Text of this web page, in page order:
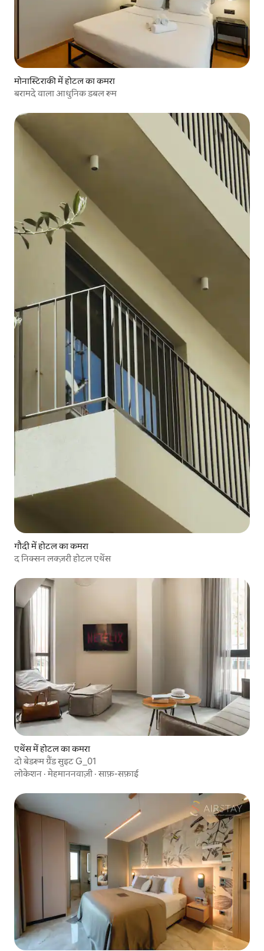
मोनास्टिराकी में होटल का कमरा
बरामदे वाला आधुनिक डबल रूम
गौदी में होटल का कमरा
द निक्सन लक्ज़री होटल एथेंस
एथेंस में होटल का कमरा
दो बेडरूम ग्रैंड सुइट G_01
लोकेशन ·मेहमाननवाज़ी ·साफ़-सफ़ाई